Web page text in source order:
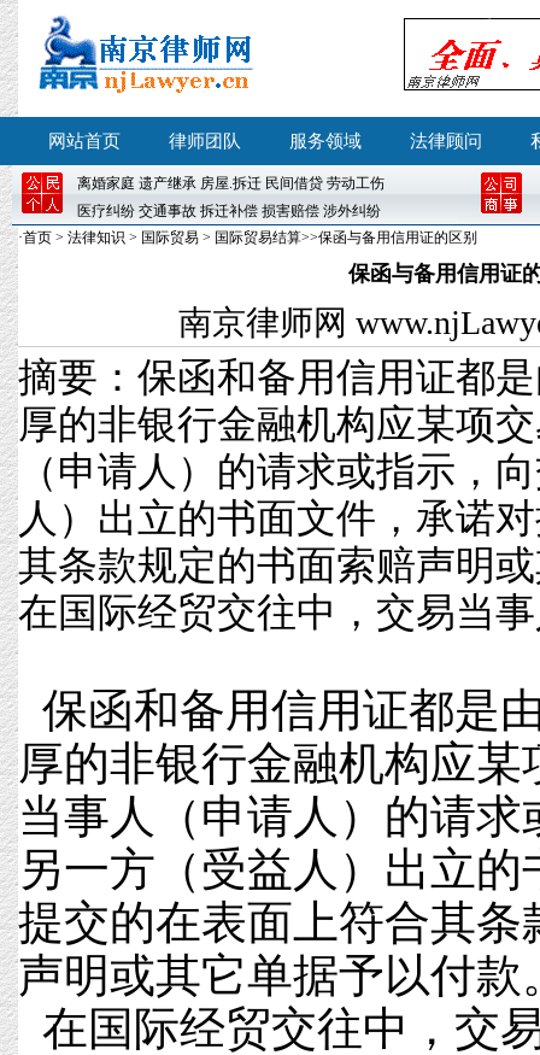
网站首页 律师团队 服务领域 法律顾问
离婚家庭 遗产继承 房屋.拆迁 民间借贷 劳动工伤
医疗纠纷 交通事故 拆迁补偿 损害赔偿 涉外纠纷
·首页 > 法律知识 > 国际贸易 > 国际贸易结算>>保函与备用信用证的区别
保函与备用信用证
南京律师网
摘要：保函和备用信用证都
厚的非银行金融机构应某项
（申请人）的请求或指示，
人）出立的书面文件，承诺
其条款规定的书面索赔声明
在国际经贸交往中，交易当
保函和备用信用证都是
厚的非银行金融机构应
当事人（申请人）的请
另一方（受益人）出立
提交的在表面上符合其条
声明或其它单据予以付款
在国际经贸交往中，交